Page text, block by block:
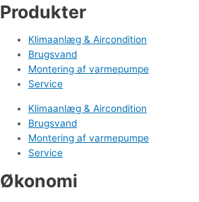
Produkter
Klimaanlæg & Aircondition
Brugsvand
Montering af varmepumpe
Service
Klimaanlæg & Aircondition
Brugsvand
Montering af varmepumpe
Service
Økonomi